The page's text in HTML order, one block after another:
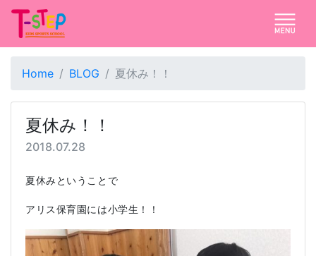
Home BLOG 夏休み！！
夏休み！！
2018.07.28
夏休みということで
アリス保育園には小学生！！